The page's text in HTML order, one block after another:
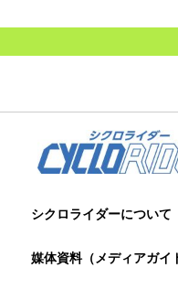
シクロライダーについて
媒体資料（メディアガイ